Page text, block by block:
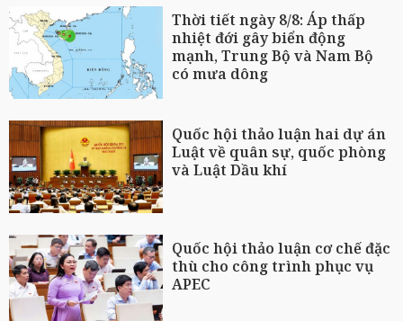
Thời tiết ngày 8/8: Áp thấp
nhiệt đới gây biển động
mạnh, Trung Bộ và Nam Bộ
có mưa dông
Quốc hội thảo luận hai dự án
Luật về quân sự, quốc phòng
và Luật Dầu khí
Quốc hội thảo luận cơ chế đặc
thù cho công trình phục vụ
APEC